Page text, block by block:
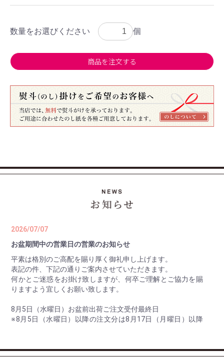
数量をお選びください 個
商品を注文する
2026/07/07
お盆期間中の営業日の営業のお知らせ
平素は格別のご高配を賜り厚く御礼申し上げます。
表記の件、下記の通りご案内させていただきます。
何かとご迷惑をお掛け致しますが、何卒ご理解とご協力を賜
りますよう宜しくお願い致します。
8月5日（水曜日）お盆前出荷ご注文受付最終日
※8月5日（水曜日）以降の注文分は8月17日（月曜日）以降
8月10日（月曜日） 最終出荷日
8月11日（火曜日）～ 8月16日（日曜日） 休 業 日